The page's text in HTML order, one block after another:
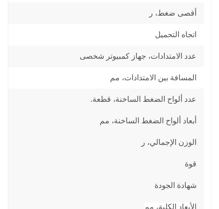
أقصى ضغط، ر
اتجاه التحميل
عدد الامتدادات، جهاز كمبيوتر شخصى
المسافة بين الامتدادات، مم
عدد ألواح الضغط الساخنة، قطعة.
أبعاد ألواح الضغط الساخنة، مم
الوزن الإجمالي، ر
قوة
شهادة الجودة
الأبعاد الكلية، مم